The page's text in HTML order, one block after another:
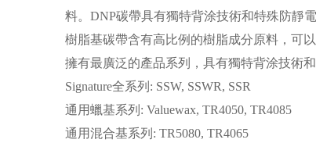
料。DNP碳帶具有獨特背涂技術和特殊防靜
樹脂基碳帶含有高比例的樹脂成分原料，可
擁有最廣泛的產品系列，具有獨特背涂技術
Signature全系列: SSW, SSWR, SSR
通用蠟基系列: Valuewax, TR4050, TR4085
通用混合基系列: TR5080, TR4065